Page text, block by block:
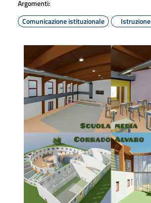
Argomenti:
Comunicazione istituzionale
Istruzione